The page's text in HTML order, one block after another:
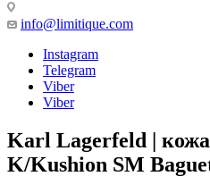
info@limitique.com
Instagram
Telegram
Viber
Viber
Karl Lagerfeld |
K/Kushion SM